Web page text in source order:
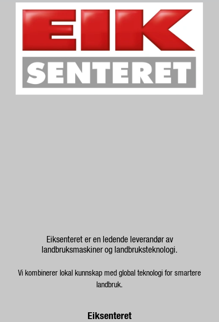
Eiksenteret
Eiksenteret er en ledende leverandør av
landbruksmaskiner og landbruksteknologi.
Vi kombinerer lokal kunnskap med global teknologi for smartere
landbruk.